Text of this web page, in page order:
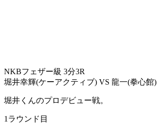
NKBフェザー級 3分3R
堀井幸輝(ケーアクティブ) VS 龍一(拳心館)
堀井くんのプロデビュー戦。
1ラウンド目